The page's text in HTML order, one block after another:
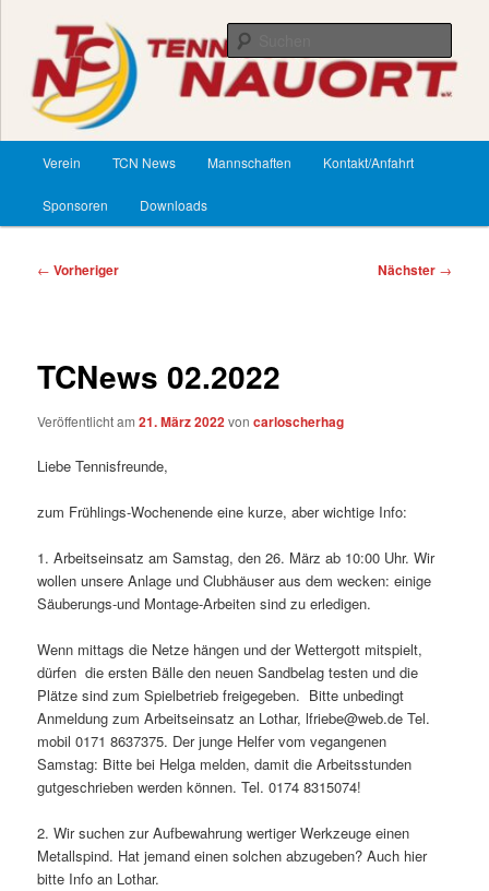
springenTennisClub Nauort
Verein TCN News Mannschaften Kontakt/Anfahrt
Sponsoren Downloads
Beitragsnavigation
← Vorheriger Nächster →
TCNews 02.2022
Veröffentlicht am21. März 2022voncarloscherhag
Liebe Tennisfreunde,
zum Frühlings-Wochenende eine kurze, aber wichtige Info:
1. Arbeitseinsatz am Samstag, den 26. März ab 10:00 Uhr. Wir
wollen unsere Anlage und Clubhäuser aus dem wecken: einige
Säuberungs-und Montage-Arbeiten sind zu erledigen.
Wenn mittags die Netze hängen und der Wettergott mitspielt,
dürfen die ersten Bälle den neuen Sandbelag testen und die
Plätze sind zum Spielbetrieb freigegeben. Bitte unbedingt
Anmeldung zum Arbeitseinsatz an Lothar, lfriebe@web.de Tel.
mobil 0171 8637375. Der junge Helfer vom vegangenen
Samstag: Bitte bei Helga melden, damit die Arbeitsstunden
gutgeschrieben werden können. Tel. 0174 8315074!
2. Wir suchen zur Aufbewahrung wertiger Werkzeuge einen
Metallspind. Hat jemand einen solchen abzugeben? Auch hier
bitte Info an Lothar.